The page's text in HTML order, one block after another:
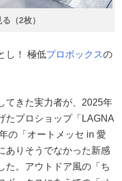
（2枚）
し！ 極低プロボックスの
てきた実力者が、2025年
たプロショップ「LAGNA
の「オートメッセ in 愛
ありそうでなかった新感
た。アウトドア風の「ち